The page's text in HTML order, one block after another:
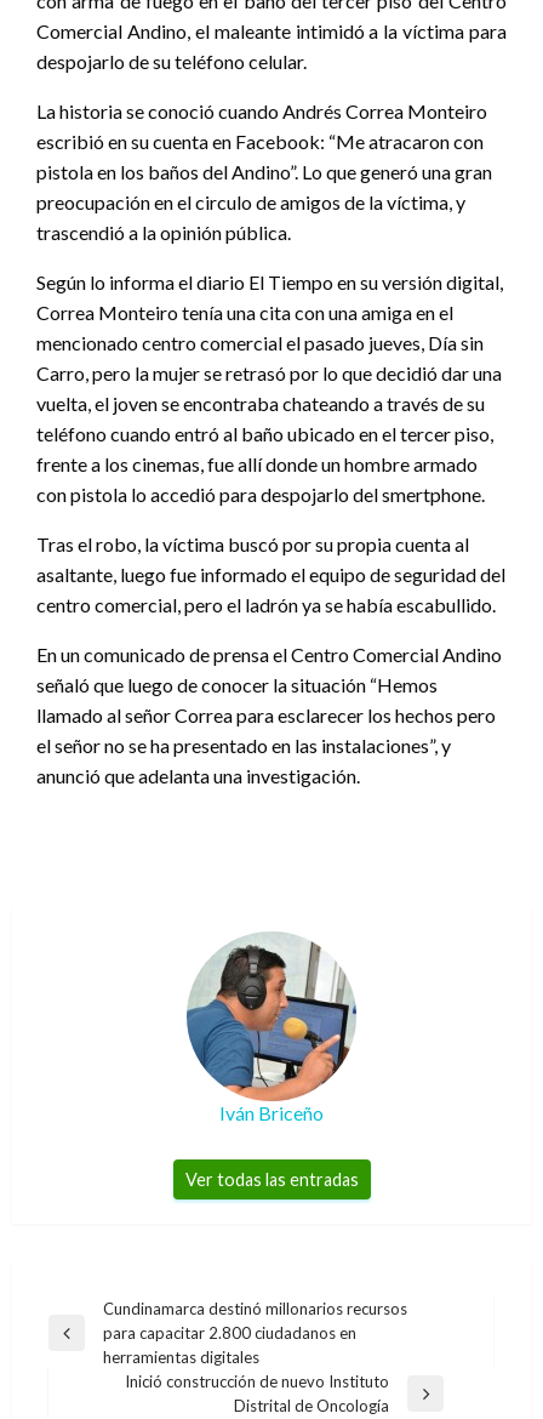
Comercial Andino, el maleante intimidó a la víctima para
despojarlo de su teléfono celular.
La historia se conoció cuando Andrés Correa Monteiro
escribió en su cuenta en Facebook: “Me atracaron con
pistola en los baños del Andino”. Lo que generó una gran
preocupación en el circulo de amigos de la víctima, y
trascendió a la opinión pública.
Según lo informa el diario El Tiempo en su versión digital,
Correa Monteiro tenía una cita con una amiga en el
mencionado centro comercial el pasado jueves, Día sin
Carro, pero la mujer se retrasó por lo que decidió dar una
vuelta, el joven se encontraba chateando a través de su
teléfono cuando entró al baño ubicado en el tercer piso,
frente a los cinemas, fue allí donde un hombre armado
con pistola lo accedió para despojarlo del smertphone.
Tras el robo, la víctima buscó por su propia cuenta al
asaltante, luego fue informado el equipo de seguridad del
centro comercial, pero el ladrón ya se había escabullido.
En un comunicado de prensa el Centro Comercial Andino
señaló que luego de conocer la situación “Hemos
llamado al señor Correa para esclarecer los hechos pero
el señor no se ha presentado en las instalaciones”, y
anunció que adelanta una investigación.
Iván Briceño
Ver todas las entradas
Navegación
de
entradas
Entrada
anterior
Cundinamarca destinó millonarios recursos
para capacitar 2.800 ciudadanos en
herramientas digitales
Inició construcción de nuevo Instituto
Distrital de Oncología